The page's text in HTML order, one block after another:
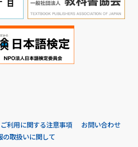
ご利用に関する注意事項
お問い合わせ
の取扱いに関して